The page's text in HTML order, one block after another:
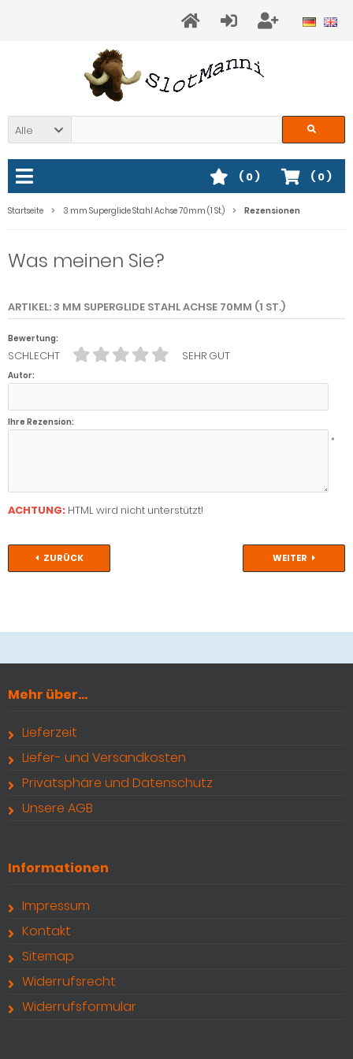
Alle
( 0)
( 0)
Startseite 3 mm Superglide Stahl Achse 70mm (1 St.) Rezensionen
Was meinen Sie?
ARTIKEL: 3 MM SUPERGLIDE STAHL ACHSE 70MM (1 ST.)
Bewertung:
SCHLECHT SEHR GUT
Autor:
Ihre Rezension:
*
ACHTUNG: HTML wird nicht unterstützt!
ZURÜCK WEITER
Mehr über...
Lieferzeit
Liefer- und Versandkosten
Privatsphäre und Datenschutz
Unsere AGB
Informationen
Impressum
Kontakt
Sitemap
Widerrufsrecht
Widerrufsformular